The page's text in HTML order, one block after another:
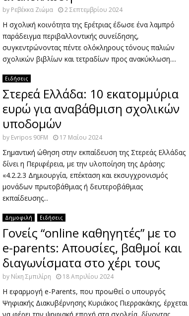
by Ρεβέκκα Ζιώμα 2 Σεπτεμβρίου 2024
Η σχολική κοινότητα της Ερέτριας έδωσε ένα λαμπρό
παράδειγμα περιβαλλοντικής συνείδησης,
συγκεντρώνοντας πέντε ολόκληρους τόνους παλιών
σχολικών βιβλίων και τετραδίων προς ανακύκλωση....
Ειδήσεις
Στερεά Ελλάδα: 10 εκατομμύρια
ευρώ για αναβάθμιση σχολικών
υποδομών
by Evripos 90FM 17 Μαΐου 2024
Σημαντική ώθηση στην εκπαίδευση της Στερεάς Ελλάδας
δίνει η Περιφέρεια, με την υλοποίηση της Δράσης:
«4.2.2.3 Δημιουργία, επέκταση και εκσυγχρονισμός
μονάδων πρωτοβάθμιας ή δευτεροβάθμιας
εκπαίδευσης...
Δημοφιλή Ειδήσεις
Γονείς “online καθηγητές” με το
e-parents: Απουσίες, βαθμοί και
διαγωνίσματα στο χέρι τους
by Νίκη Σμπιλίρη 18 Απριλίου 2024
Η εφαρμογή e-Parents, που προωθεί ο υπουργός
Ψηφιακής Διακυβέρνησης Κυριάκος Πιερρακάκης, έρχεται